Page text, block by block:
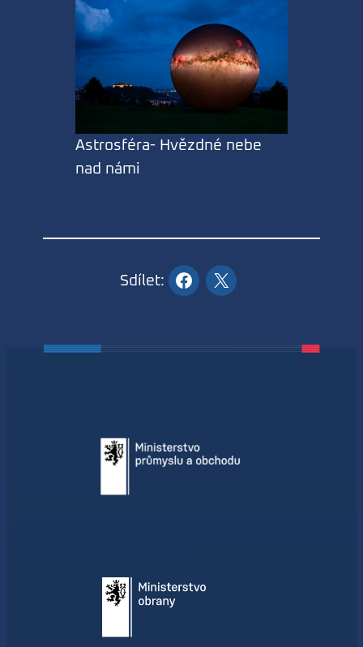
Astrosféra- Hvězdné nebe
nad námi
Sdílet: